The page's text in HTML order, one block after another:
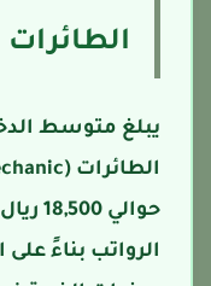
الطائرات
يبلغ متوسط الدخل
حوالي